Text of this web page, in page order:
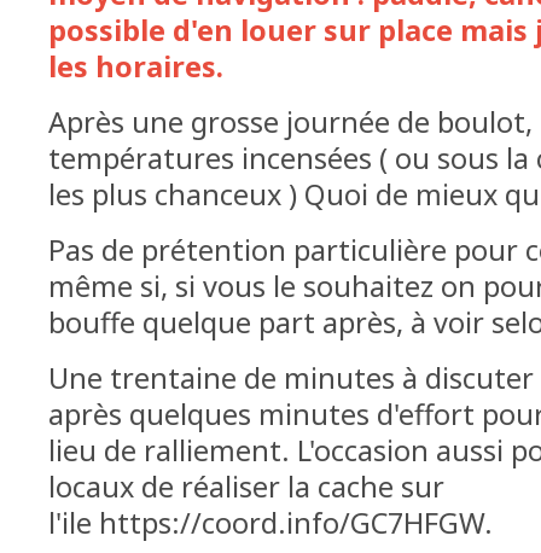
possible d'en louer sur place mais
les horaires.
Après une grosse journée de boulot,
températures incensées ( ou sous
les plus chanceux ) Quoi de mieux
Pas de prétention particulière pour
même si, si vous le souhaitez on
bouffe quelque part après, à voir
Une trentaine de minutes à discuter
après quelques minutes d'effort
lieu de ralliement. L'occasion aussi
locaux de réaliser la cache sur
l'ile https://coord.info/GC7HFGW.